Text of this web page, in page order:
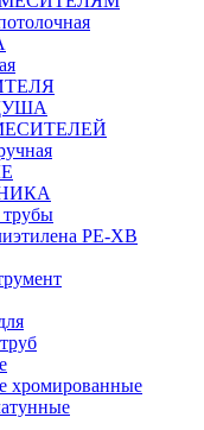
трубы
PE-XB